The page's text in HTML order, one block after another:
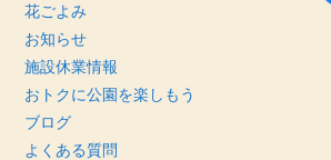
花ごよみ
お知らせ
施設休業情報
おトクに公園を楽しもう
ブログ
よくある質問